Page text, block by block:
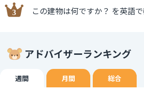
この建物は何ですか？ を英語
アドバイザーランキング
週間 月間 総合